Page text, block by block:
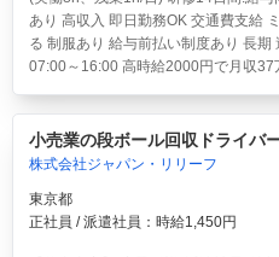
あり 高収入 即日勤務OK 交通費支給
る 制服あり 給与前払い制度あり 長期
07:00～16:00 高時給2000円で月収37
小売業の段ボール回収ドライバ
株式会社ジャパン・リリーフ
東京都
正社員 / 派遣社員：時給1,450円